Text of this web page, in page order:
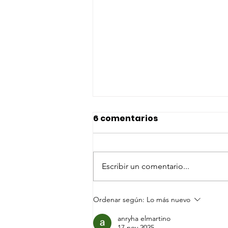
Familia Kolping de
Carlos Reyles en
6 comentarios
Escribir un comentario...
Ordenar según: Lo más nuevo
anryha elmartino